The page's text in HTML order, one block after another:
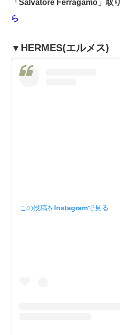
「Salvatore Ferragamo」取
ら
▼HERMES(エルメス)
この投稿をInstagramで見る